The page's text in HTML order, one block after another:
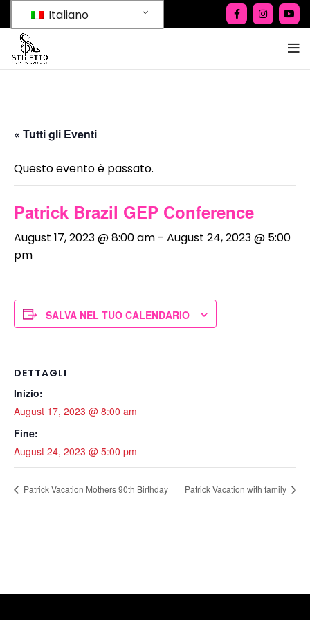
Italiano
« Tutti gli Eventi
Questo evento è passato.
Patrick Brazil GEP Conference
August 17, 2023 @ 8:00 am - August 24, 2023 @ 5:00
pm
SALVA NEL TUO CALENDARIO
DETTAGLI
Inizio:
August 17, 2023 @ 8:00 am
Fine:
August 24, 2023 @ 5:00 pm
Patrick Vacation Mothers 90th Birthday Patrick Vacation with family